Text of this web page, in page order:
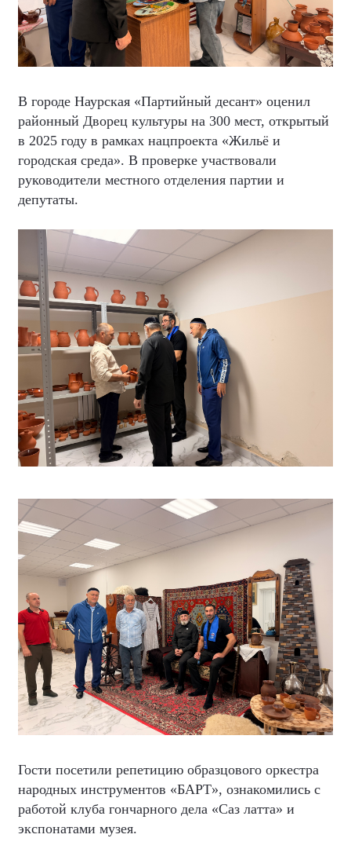
В городе Наурская «Партийный десант» оценил
районный Дворец культуры на 300 мест, открытый
в 2025 году в рамках нацпроекта «Жильё и
городская среда». В проверке участвовали
руководители местного отделения партии и
депутаты.
Гости посетили репетицию образцового оркестра
народных инструментов «БАРТ», ознакомились с
работой клуба гончарного дела «Саз латта» и
экспонатами музея.